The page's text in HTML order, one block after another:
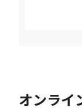
オンライ